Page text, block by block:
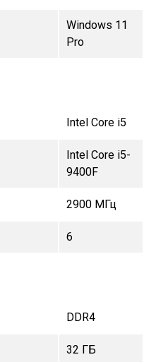
Windows 11
Pro
Intel Core i5
Intel Core i5-
9400F
2900 МГц
6
DDR4
32 ГБ